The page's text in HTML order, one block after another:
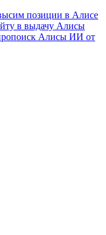
позиции в Алисе
в выдачу Алисы
Алисы ИИ от